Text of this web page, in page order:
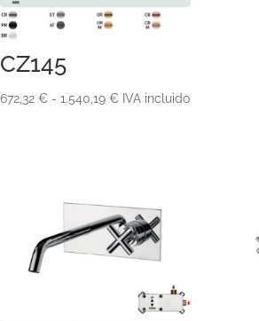
CZ145
672,32 € - 1.540,19 €Rango
hasta
1.540,19 €
IVA incluido